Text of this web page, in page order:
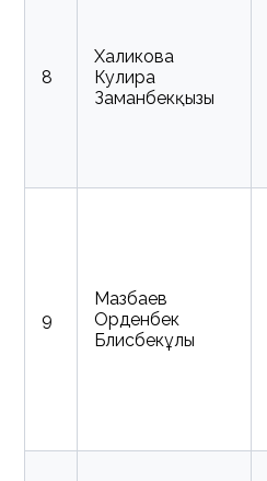
8
Халикова
Кулира
Заманбекқызы
9
Мазбаев
Орденбек
Блисбекұлы